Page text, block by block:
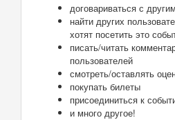
договариваться с
найти других
хотят посетить это
писать/читать
пользователей
смотреть/оставлять
покупать билеты
присоединиться к
и много другое!